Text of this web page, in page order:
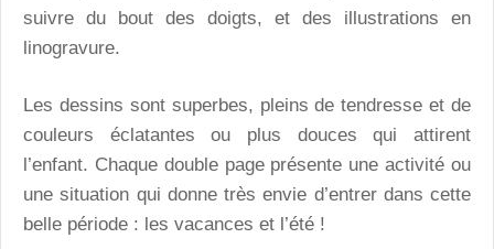
suivre du bout des doigts, et des illustrations en
linogravure.
Les dessins sont superbes, pleins de tendresse et de
couleurs éclatantes ou plus douces qui attirent
l’enfant. Chaque double page présente une activité ou
une situation qui donne très envie d’entrer dans cette
belle période : les vacances et l’été !